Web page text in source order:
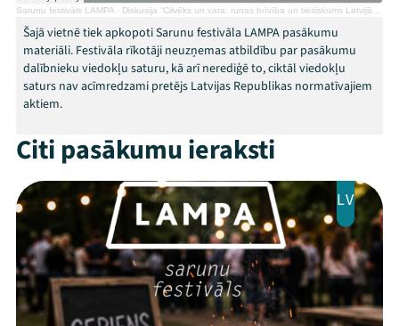
Ziedo
Veikals
Kontakti
FacebookYoutube
X Instagram
Flick TikTok
Sarunu festivāls LAMPA · Diskusija “Cilvēks un vara: runas brīvība un tiesiskums Latvijā, Eiropā, pasaulē”
Šajā vietnē tiek apkopoti Sarunu festivāla LAMPA pasākumu
materiāli. Festivāla rīkotāji neuzņemas atbildību par pasākumu
dalībnieku viedokļu saturu, kā arī nerediģē to, ciktāl viedokļu
saturs nav acīmredzami pretējs Latvijas Republikas normatīvajiem
aktiem.
Citi pasākumu ieraksti
LV